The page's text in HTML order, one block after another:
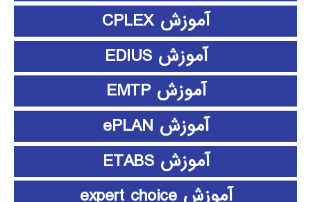
آموزش CPLEX
آموزش EDIUS
آموزش EMTP
آموزش ePLAN
آموزش ETABS
آموزش expert choice